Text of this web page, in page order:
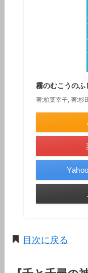
霧のむこうのふ
著:柏葉幸子, 著:杉
目次に戻る